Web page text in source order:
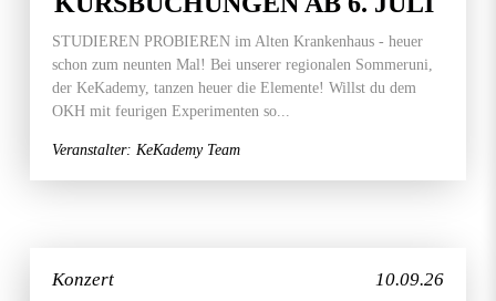
STUDIEREN PROBIEREN im Alten Krankenhaus - heuer
schon zum neunten Mal! Bei unserer regionalen Sommeruni,
der KeKademy, tanzen heuer die Elemente! Willst du dem
OKH mit feurigen Experimenten so...
Veranstalter: KeKademy Team
10.09.26
Konzert